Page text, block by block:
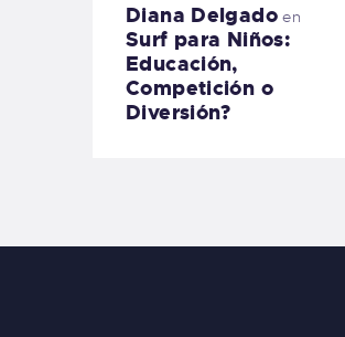
Diana Delgadoen
Surf para Niños:
Educación,
Competición o
Diversión?